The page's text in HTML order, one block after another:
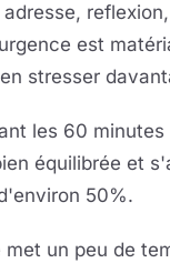
est
stresser
les 60
équilibrée et
50%.
un peu de